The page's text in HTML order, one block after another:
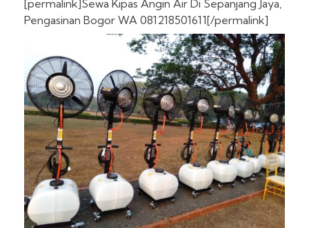
[permalink]Sewa Kipas Angin Air Di Sepanjang Jaya,
Pengasinan Bogor WA 081218501611[/permalink]